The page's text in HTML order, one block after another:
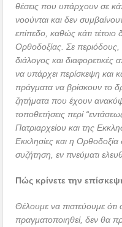
θέσεις που υπάρχουν σε
νοούνται και δεν
επίπεδο, καθώς κάτι
Ορθοδοξίας. Σε περιόδους,
διάλογος και διαφορετικές
να υπάρχει περίσκεψη και
πράγματα να βρίσκουν το
ζητήματα που έχουν
τοποθετήσεις περί
Πατριαρχείου και της
Εκκλησίες και η Ορθοδοξία
συζήτηση, εν πνεύματι
Πώς κρίνετε την
Θέλουμε να πιστεύουμε
πραγματοποιηθεί, δεν θα